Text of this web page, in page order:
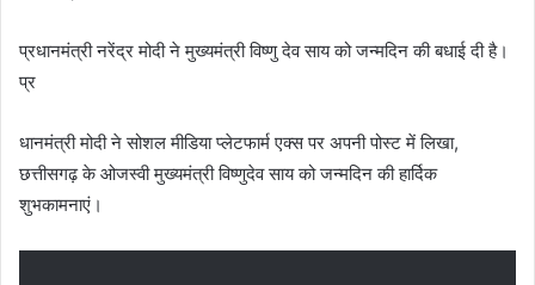
प्रधानमंत्री नरेंद्र मोदी ने मुख्यमंत्री विष्णु देव साय को जन्मदिन की बधाई दी है।
प्र
धानमंत्री मोदी ने सोशल मीडिया प्लेटफार्म एक्स पर अपनी पोस्ट में लिखा,
छत्तीसगढ़ के ओजस्वी मुख्यमंत्री विष्णुदेव साय को जन्मदिन की हार्दिक
शुभकामनाएं।